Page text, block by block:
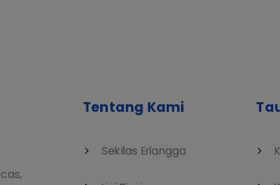
Tentang Kami
Sekilas Erlangga